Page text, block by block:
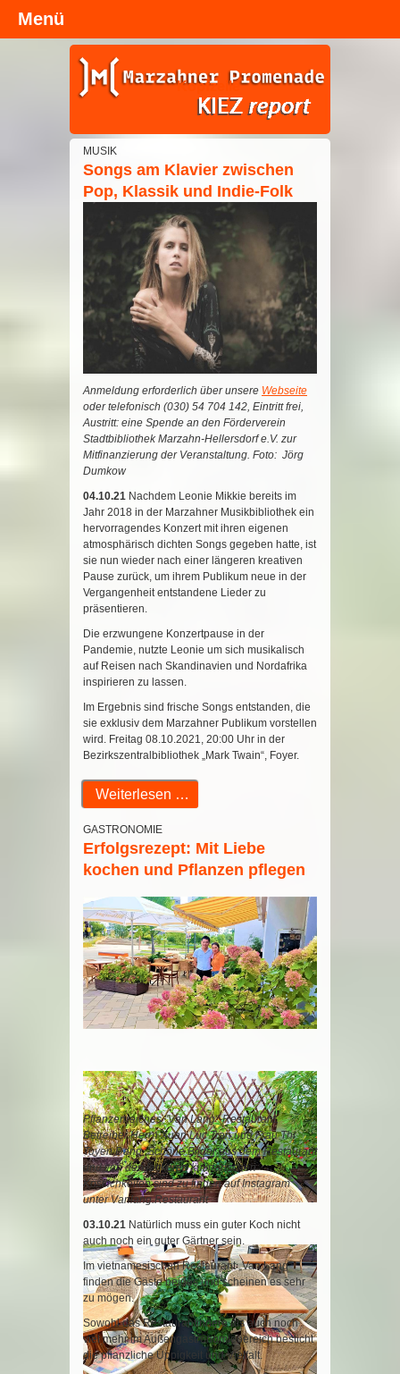
Kopfzeile
MUSIK
Songs am Klavier zwischen
Pop, Klassik und Indie-Folk
Anmeldung erforderlich über unsere Webseite
oder telefonisch (030) 54 704 142, Eintritt frei,
Austritt: eine Spende an den Förderverein
Stadtbibliothek Marzahn-Hellersdorf e.V. zur
Mitfinanzierung der Veranstaltung. Foto: Jörg
Dumkow
04.10.21 Nachdem Leonie Mikkie bereits im
Jahr 2018 in der Marzahner Musikbibliothek ein
hervorragendes Konzert mit ihren eigenen
atmosphärisch dichten Songs gegeben hatte, ist
sie nun wieder nach einer längeren kreativen
Pause zurück, um ihrem Publikum neue in der
Vergangenheit entstandene Lieder zu
präsentieren.
Die erzwungene Konzertpause in der
Pandemie, nutzte Leonie um sich musikalisch
auf Reisen nach Skandinavien und Nordafrika
inspirieren zu lassen.
Im Ergebnis sind frische Songs entstanden, die
sie exklusiv dem Marzahner Publikum vorstellen
wird. Freitag 08.10.2021, 20:00 Uhr in der
Bezirkszentralbibliothek „Mark Twain“, Foyer.
Weiterlesen …
GASTRONOMIE
Erfolgsrezept: Mit Liebe
kochen und Pflanzen pflegen
Pflanzenreiches "Van Lang"-Restaurant.
Betreiber Herrn Xuan Luc Tran und Frau Thi
Tuyen Dang. Schöne Bilder aus dem Restaurant
und von den leckeren kulinarischen
Köstlichkeiten sind zu finden auf Instagram
unter Vanlang.Restaurant
03.10.21 Natürlich muss ein guter Koch nicht
auch noch ein guter Gärtner sein.
Im vietnamesischen Restaurant „Van Lang“
finden die Gäste beides und scheinen es sehr
zu mögen.
Sowohl das Restaurantinnere als auch noch
viel mehr im Außengastronomiebereich besticht
die pflanzliche Üppigkeit und Vielfalt.
Menü